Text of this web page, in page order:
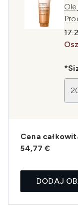
Cena
54,77 €
DODAJ